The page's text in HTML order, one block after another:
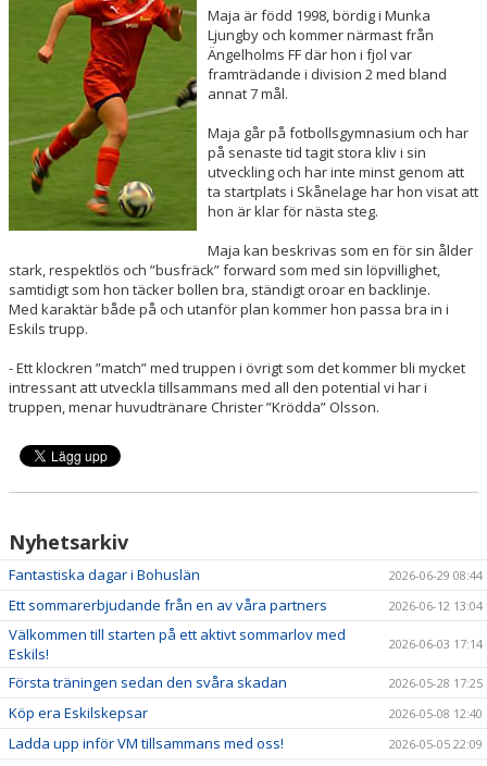
DOKUMENT/FILER
MEDLEMSKAP
ESKILS LOVFOTBOLL
BILJETTER
MEDLEMSFÖRMÅNER
Maja är född 1998, bördig i Munka
Ljungby och kommer närmast från
Ängelholms FF där hon i fjol var
framträdande i division 2 med bland
annat 7 mål.
Maja går på fotbollsgymnasium och har
på senaste tid tagit stora kliv i sin
utveckling och har inte minst genom att
ta startplats i Skånelage har hon visat att
hon är klar för nästa steg.
Maja kan beskrivas som en för sin ålder
stark, respektlös och ”busfräck” forward som med sin löpvillighet,
samtidigt som hon täcker bollen bra, ständigt oroar en backlinje.
Med karaktär både på och utanför plan kommer hon passa bra in i
Eskils trupp.
- Ett klockren ”match” med truppen i övrigt som det kommer bli mycket
intressant att utveckla tillsammans med all den potential vi har i
truppen, menar huvudtränare Christer ”Krödda” Olsson.
Nyhetsarkiv
Fantastiska dagar i Bohuslän 2026-06-29 08:44
Ett sommarerbjudande från en av våra partners 2026-06-12 13:04
Välkommen till starten på ett aktivt sommarlov med
Eskils!
2026-06-03 17:14
Första träningen sedan den svåra skadan 2026-05-28 17:25
Köp era Eskilskepsar 2026-05-08 12:40
Ladda upp inför VM tillsammans med oss! 2026-05-05 22:09